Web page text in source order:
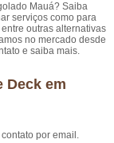
Mauá? Saiba
serviços como para
outras alternativas
no mercado desde
e saiba mais.
Deck em
por email.